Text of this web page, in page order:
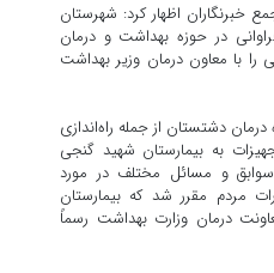
خبرنگاران اظهار کرد: شهرستان
در حوزه بهداشت و درمان
با معاون درمان وزیر بهداشت
دشتستان از جمله راه‌اندازی
به بیمارستان شهید گنجی
و مسائل مختلف در مورد
مردم مقرر شد که بیمارستان
درمان وزارت بهداشت رسماً